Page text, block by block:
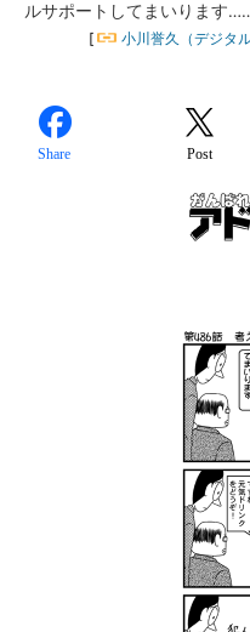
ルサポートしてまいります
[ 小川誉久（デジタ
Share Post